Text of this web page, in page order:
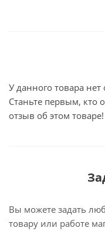
У данного товара нет
Станьте первым, кто
отзыв об этом товаре!
Вы можете задать
товару или работе